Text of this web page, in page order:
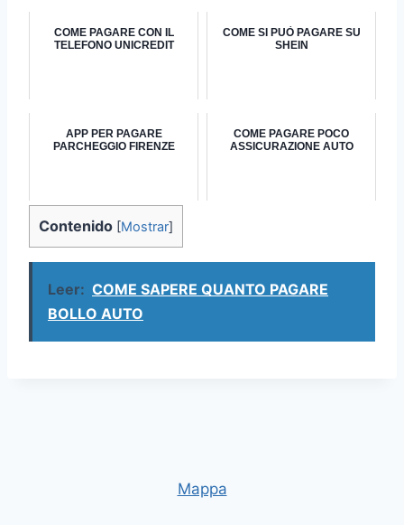
COME PAGARE CON IL
TELEFONO UNICREDIT
COME SI PUÒ PAGARE SU
SHEIN
APP PER PAGARE
PARCHEGGIO FIRENZE
COME PAGARE POCO
ASSICURAZIONE AUTO
Contenido [Mostrar]
Leer: COME SAPERE QUANTO PAGARE
BOLLO AUTO
Mappa